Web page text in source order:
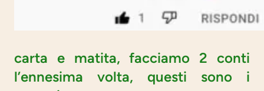
carta e matita, facciamo 2 conti
l’ennesima volta, questi sono i